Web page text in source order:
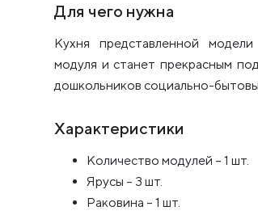
Для чего нужна
Кухня представленной
модуля и станет прекрасным
дошкольников социально-
Характеристики
Количество модулей – 1 шт.
Ярусы – 3 шт.
Раковина – 1 шт.